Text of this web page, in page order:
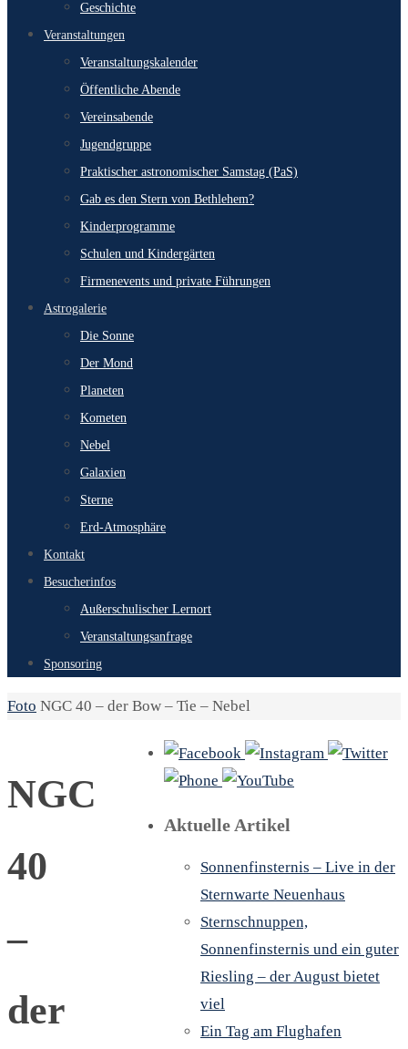
Geschichte
Veranstaltungen
Veranstaltungskalender
Öffentliche Abende
Vereinsabende
Jugendgruppe
Praktischer astronomischer Samstag (PaS)
Gab es den Stern von Bethlehem?
Kinderprogramme
Schulen und Kindergärten
Firmenevents und private Führungen
Astrogalerie
Die Sonne
Der Mond
Planeten
Kometen
Nebel
Galaxien
Sterne
Erd-Atmosphäre
Kontakt
Besucherinfos
Außerschulischer Lernort
Veranstaltungsanfrage
Sponsoring
Start
Foto NGC 40 – der Bow – Tie – Nebel
NGC
40
–
der
Aktuelle Artikel
Sonnenfinsternis – Live in der
Sternwarte Neuenhaus
Sternschnuppen,
Sonnenfinsternis und ein guter
Riesling – der August bietet
viel
Ein Tag am Flughafen